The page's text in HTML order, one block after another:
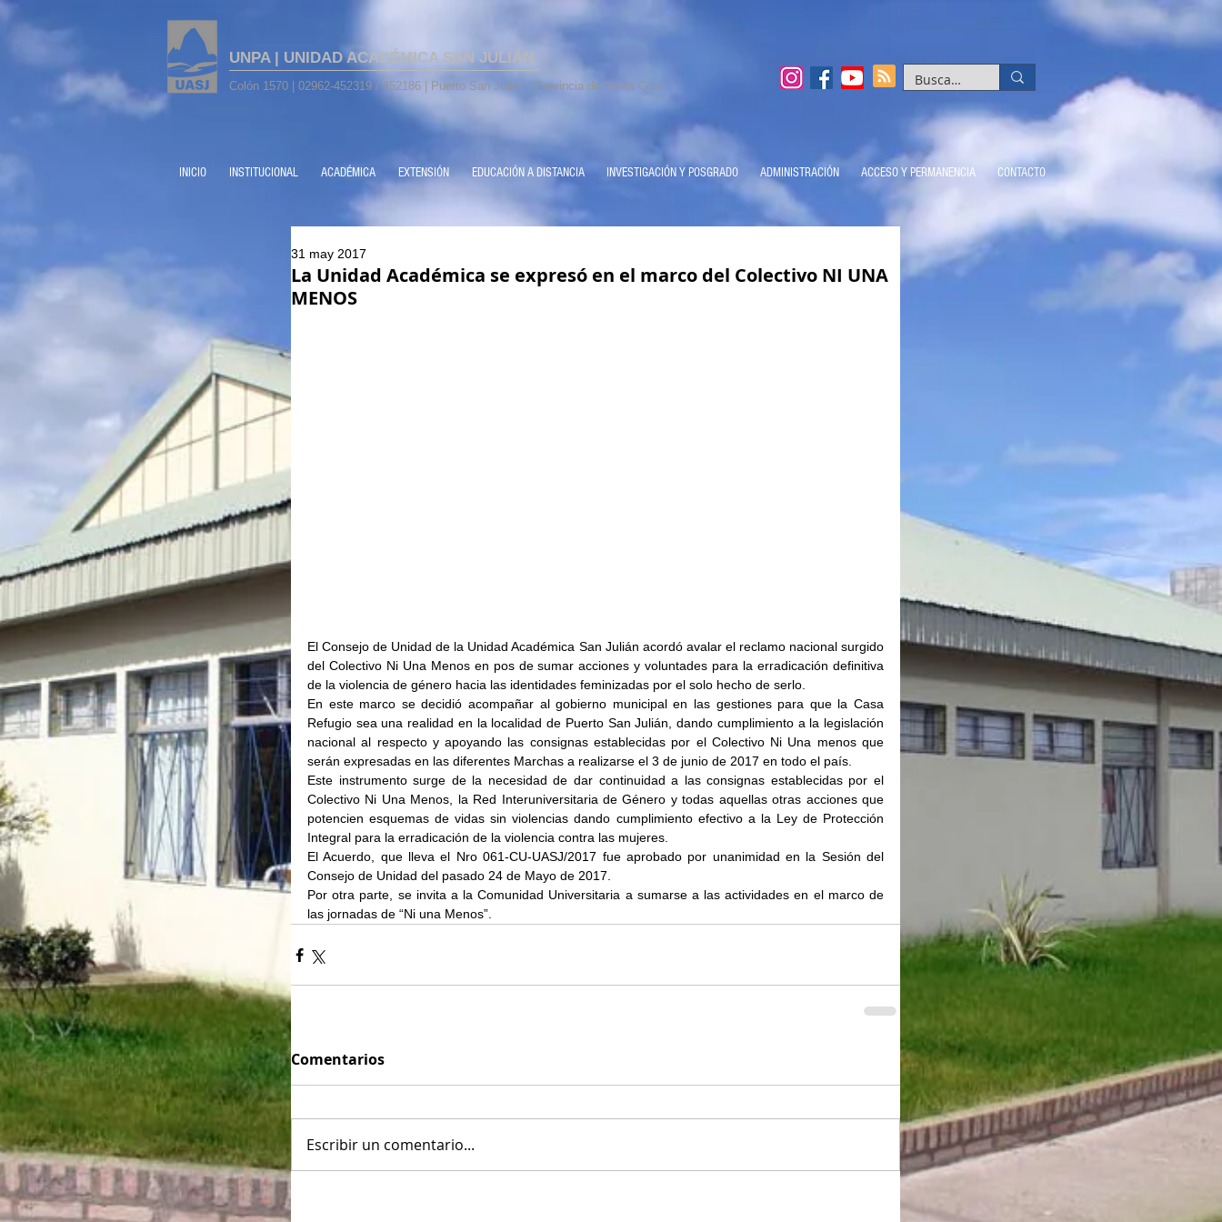
UNPA | UNIDAD ACADÉMICA SAN JULIÁN
Colón 1570 | 02962-452319 / 452186 | Puerto San Julián | Provincia de Santa Cruz
INICIO INSTITUCIONAL ACADÉMICA EXTENSIÓN EDUCACIÓN A DISTANCIA INVESTIGACIÓN Y POSGRADO ADMINISTRACIÓN ACCESO Y PERMANENCIA CONTACTO
La Unidad Académica se expresó en el marco del Colectivo NI UNA
MENOS
31 may 2017
El Consejo de Unidad de la Unidad Académica San Julián acordó avalar el reclamo nacional surgido
del Colectivo Ni Una Menos en pos de sumar acciones y voluntades para la erradicación definitiva
de la violencia de género hacia las identidades feminizadas por el solo hecho de serlo.
En este marco se decidió acompañar al gobierno municipal en las gestiones para que la Casa
Refugio sea una realidad en la localidad de Puerto San Julián, dando cumplimiento a la legislación
nacional al respecto y apoyando las consignas establecidas por el Colectivo Ni Una menos que
serán expresadas en las diferentes Marchas a realizarse el 3 de junio de 2017 en todo el país.
Este instrumento surge de la necesidad de dar continuidad a las consignas establecidas por el
Colectivo Ni Una Menos, la Red Interuniversitaria de Género y todas aquellas otras acciones que
potencien esquemas de vidas sin violencias dando cumplimiento efectivo a la Ley de Protección
Integral para la erradicación de la violencia contra las mujeres.
El Acuerdo, que lleva el Nro 061-CU-UASJ/2017 fue aprobado por unanimidad en la Sesión del
Consejo de Unidad del pasado 24 de Mayo de 2017.
Por otra parte, se invita a la Comunidad Universitaria a sumarse a las actividades en el marco de
las jornadas de “Ni una Menos”.
Comentarios
Escribir un comentario...